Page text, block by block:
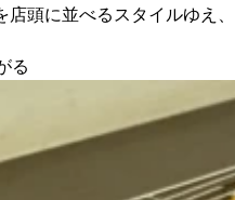
頭に並べるスタイルゆえ、
る